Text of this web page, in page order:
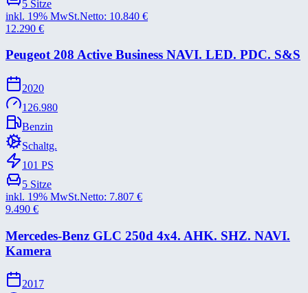
5 Sitze
inkl. 19% MwSt.Netto: 10.840 €
12.290 €
Peugeot 208 Active Business NAVI. LED. PDC. S&​S
2020
126.980
Benzin
Schaltg.
101 PS
5 Sitze
inkl. 19% MwSt.Netto: 7.807 €
9.490 €
Mercedes-​Benz GLC 250d 4x4. AHK. SHZ. NAVI.
Kamera
2017